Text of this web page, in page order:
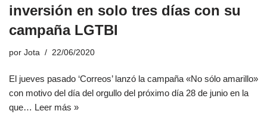
inversión en solo tres días con su
campaña LGTBI
por Jota 22/06/2020
El jueves pasado ‘Correos’ lanzó la campaña «No sólo amarillo»
con motivo del día del orgullo del próximo día 28 de junio en la
que… Leer más »